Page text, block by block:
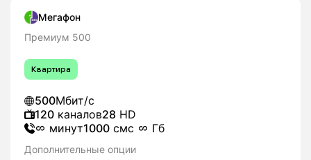
Мегафон
Премиум 500
Квартира
500Мбит/с
120 каналов28 HD
минут1000 смс Гб
Дополнительные опции